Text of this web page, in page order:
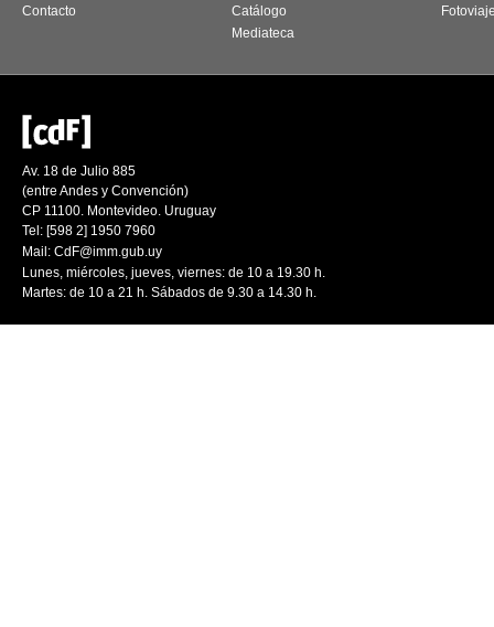
Contacto
Catálogo
Mediateca
Av. 18 de Julio 885
(entre Andes y Convención)
CP 11100. Montevideo. Uruguay
Tel: [598 2] 1950 7960
Mail: CdF@imm.gub.uy
Lunes, miércoles, jueves, viernes: de 10 a 19.30 h.
Martes: de 10 a 21 h. Sábados de 9.30 a 14.30 h.